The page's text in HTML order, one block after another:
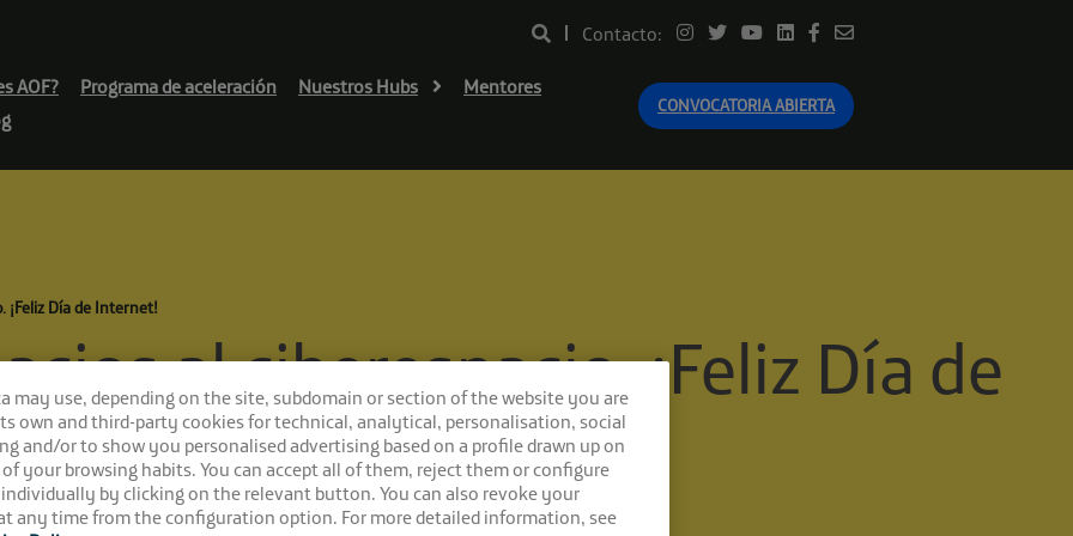
Contacto:
AOF? Programa de aceleración Nuestros Hubs
Mentores
CONVOCATORIA ABIERTA
¡Feliz Día de Internet!
al ciberespacio. ¡Feliz Día de
may use, depending on the site, subdomain or section of the website you are
own and third-party cookies for technical, analytical, personalisation, social
and/or to show you personalised advertising based on a profile drawn up on
your browsing habits. You can accept all of them, reject them or configure
by clicking on the relevant button. You can also revoke your
any time from the configuration option. For more detailed information, see